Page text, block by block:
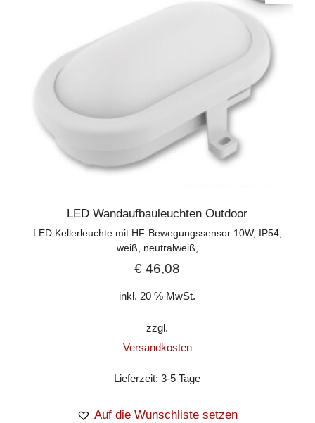
LED Wandaufbauleuchten Outdoor
LED Kellerleuchte mit HF-Bewegungssensor 10W, IP54,
weiß, neutralweiß,
€ 46,08
inkl. 20 % MwSt.
zzgl.
Versandkosten
Lieferzeit:3-5 Tage
Auf die Wunschliste setzen